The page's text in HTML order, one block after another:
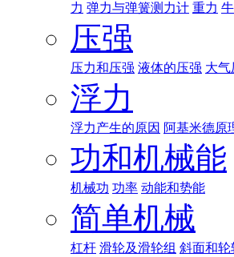
力 弹力与弹簧测力计 重力
压强
压力和压强 液体的压强 大气
浮力
浮力产生的原因 阿基米德原
功和机械能
机械功 功率 动能和势能
简单机械
杠杆 滑轮及滑轮组 斜面和轮